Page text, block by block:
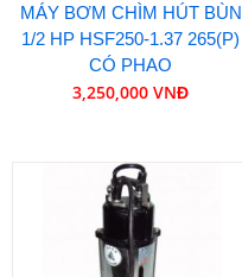
MÁY BƠM CHÌM HÚT BÙN
1/2 HP HSF250-1.37 265(P)
CÓ PHAO
3,250,000 VNĐ